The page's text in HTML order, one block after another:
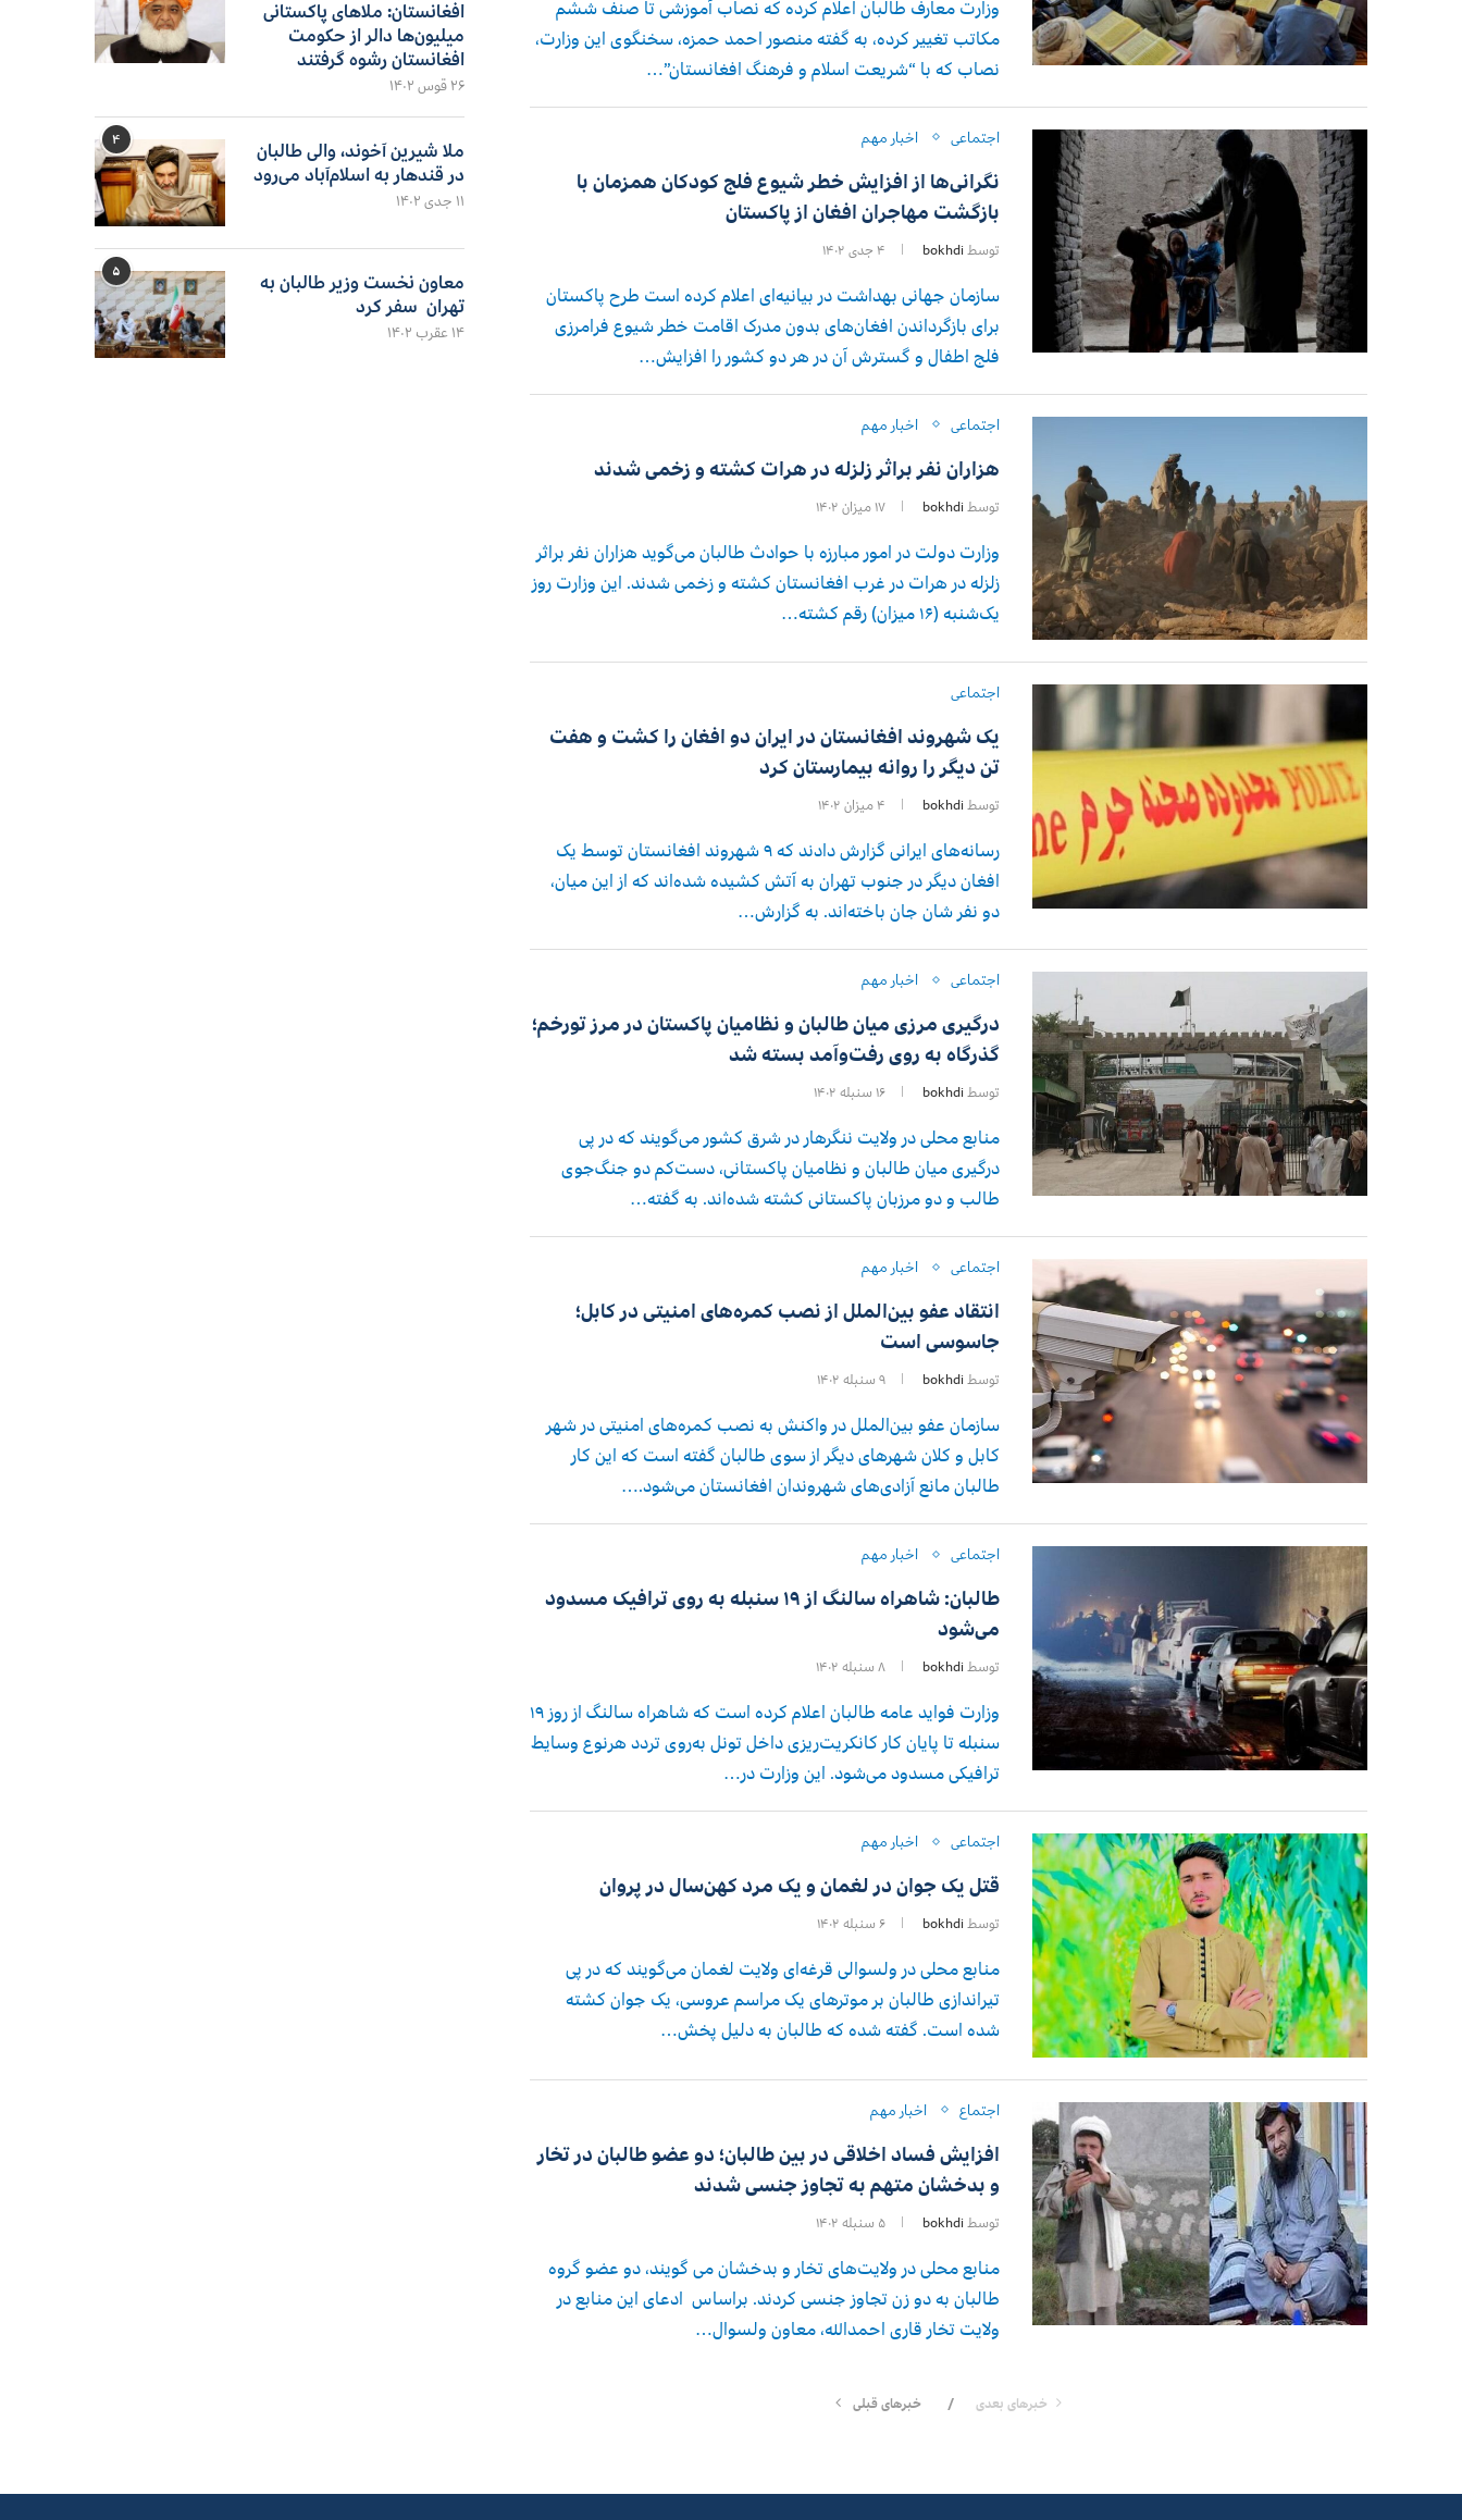
وزارت معارف طالبان اعلام کرده که نصاب آموزشی تا صنف ششم
مکاتب تغییر کرده، به گفته منصور احمد حمزه، سخنگوی این وزارت،
نصاب که با “شریعت اسلام و فرهنگ افغانستان”…
اجتماعی اخبار مهم
نگرانی‌ها از افزایش خطر شیوع فلج کودکان همزمان با
بازگشت مهاجران افغان از پاکستان
توسط bokhdi ۴ جدی ۱۴۰۲
سازمان جهانی بهداشت در بیانیه‌ای اعلام کرده است طرح پاکستان
برای بازگرداندن افغان‌های بدون مدرک اقامت خطر شیوع فرامرزی
فلج اطفال و گسترش آن در هر دو کشور را افزایش…
اجتماعی اخبار مهم
هزاران نفر براثر زلزله‌ در هرات کشته و زخمی شدند
توسط bokhdi ۱۷ میزان ۱۴۰۲
وزارت دولت در امور مبارزه با حوادث طالبان می‌گوید هزاران نفر براثر
زلزله در هرات در غرب افغانستان کشته و زخمی شدند. این وزارت روز
یک‌شنبه (۱۶ میزان) رقم کشته…
اجتماعی
یک شهروند افغانستان در ایران دو افغان را کشت و هفت
تن دیگر را روانه بیمارستان کرد
توسط bokhdi ۴ میزان ۱۴۰۲
رسانه‌های ایرانی گزارش دادند که ۹ شهروند افغانستان توسط یک
افغان دیگر در جنوب تهران به آتش کشیده شده‌اند که از این میان،
دو نفر شان جان باخته‌اند. به گزارش…
اجتماعی اخبار مهم
درگیری مرزی میان طالبان و نظامیان پاکستان در مرز تورخم؛
گذرگاه به روی رفت‌و‌آمد بسته شد
توسط bokhdi ۱۶ سنبله ۱۴۰۲
منابع محلی در ولایت ننگرهار در شرق کشور می‌گویند که در پی
درگیری میان طالبان و نظامیان پاکستانی، دست‌کم دو جنگ‌جوی
طالب و دو مرزبان پاکستانی کشته شده‌اند. به گفته…
اجتماعی اخبار مهم
انتقاد عفو بین‌الملل از نصب کمره‌های امنیتی در کابل؛
جاسوسی است
توسط bokhdi ۹ سنبله ۱۴۰۲
سازمان عفو بین‌الملل در واکنش به نصب کمره‌های امنیتی در شهر
کابل و کلان‌ شهرهای دیگر از سوی طالبان گفته است که این کار
طالبان مانع آزادی‌های شهروندان افغانستان می‌شود.…
اجتماعی اخبار مهم
طالبان: شاهراه سالنگ از ۱۹ سنبله به روی ترافیک مسدود
می‌شود
توسط bokhdi ۸ سنبله ۱۴۰۲
وزارت فواید عامه‌ طالبان اعلام کرده است که شاهراه سالنگ از روز ۱۹
سنبله تا پایان کار کانکریت‌ریزی داخل تونل به‌روی تردد هرنوع وسایط
ترافیکی مسدود می‌شود. این وزارت در…
اجتماعی اخبار مهم
قتل یک جوان در لغمان و یک مرد کهن‌سال در پروان
توسط bokhdi ۶ سنبله ۱۴۰۲
منابع محلی در ولسوالی قرغه‌ای ولایت لغمان می‌گویند که در پی
تیراندازی طالبان بر موترهای یک مراسم عروسی، یک جوان کشته
شده است. گفته شده که طالبان به دلیل پخش…
اجتماع اخبار مهم
افزایش فساد اخلاقی در بین طالبان؛ دو عضو طالبان در تخار
و بدخشان متهم به تجاوز جنسی شدند
توسط bokhdi ۵ سنبله ۱۴۰۲
منابع محلی در ولایت‌های تخار و بدخشان می گویند، دو عضو گروه
طالبان به دو زن تجاوز جنسی کردند. براساس ادعای این منابع در
ولایت تخار قاری احمدالله، معاون ولسوال…
خبرهای بعدی خبرهای قبلی
افغانستان: ملاهای پاکستانی
میلیون‌ها دالر از حکومت
افغانستان رشوه گرفتند
۲۶ قوس ۱۴۰۲
۴
ملا شیرین آخوند، والی طالبان
در قندهار به اسلام‌آباد می‌رود
۱۱ جدی ۱۴۰۲
۵
معاون نخست وزیر طالبان به
تهران سفر کرد
۱۴ عقرب ۱۴۰۲